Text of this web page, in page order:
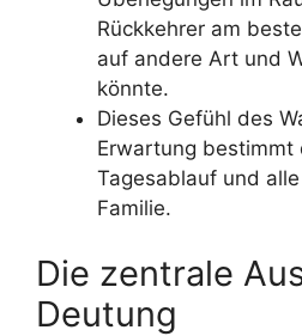
Rückkehrer am
auf andere Art und
könnte.
Dieses Gefühl des
Erwartung bestimmt
Tagesablauf und
Familie.
Die zentrale
Deutung